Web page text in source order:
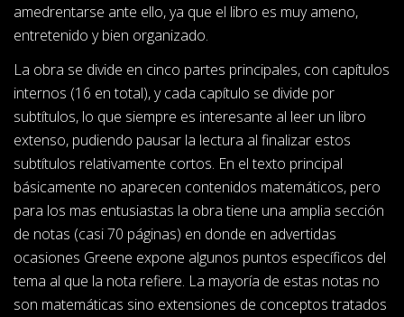
amedrentarse ante ello, ya que el libro es muy ameno,
entretenido y bien organizado.
La obra se divide en cinco partes principales, con capítulos
internos (16 en total), y cada capítulo se divide por
subtítulos, lo que siempre es interesante al leer un libro
extenso, pudiendo pausar la lectura al finalizar estos
subtítulos relativamente cortos. En el texto principal
básicamente no aparecen contenidos matemáticos, pero
para los mas entusiastas la obra tiene una amplia sección
de notas (casi 70 páginas) en donde en advertidas
ocasiones Greene expone algunos puntos específicos del
tema al que la nota refiere. La mayoría de estas notas no
son matemáticas sino extensiones de conceptos tratados